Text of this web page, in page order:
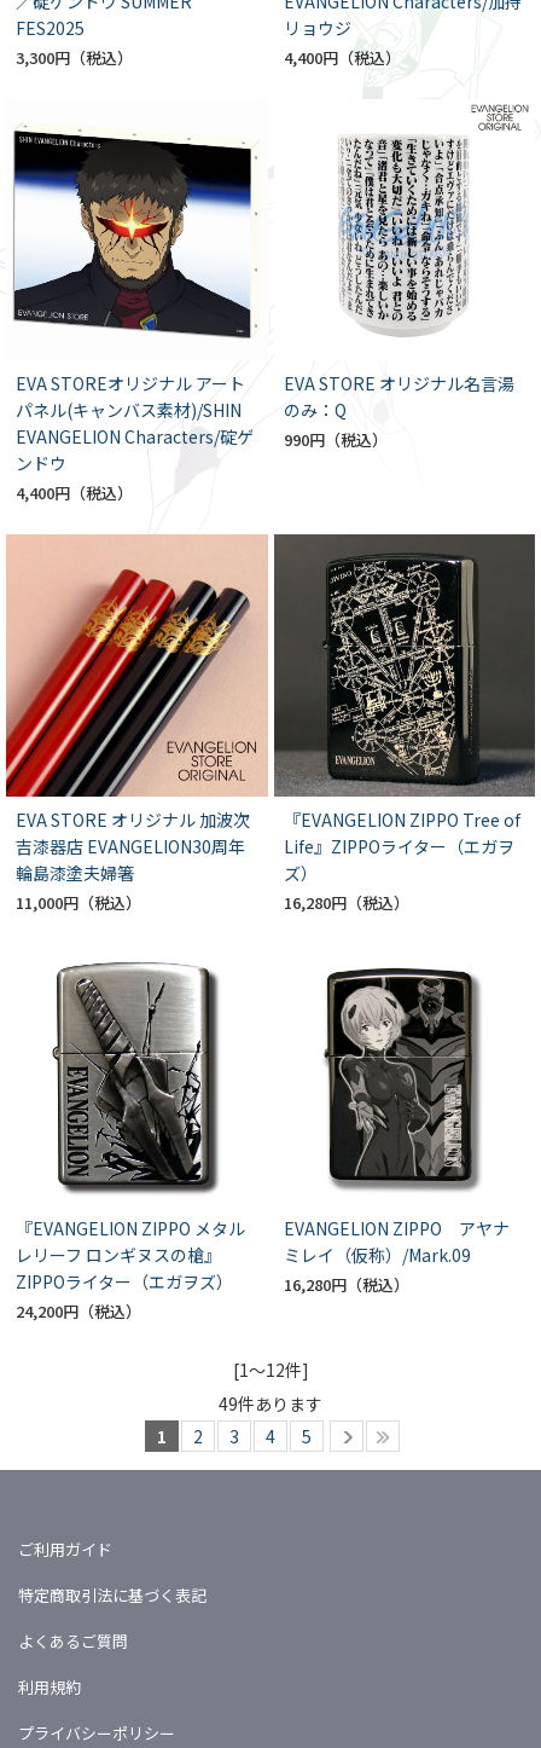
FES2025
3,300円
リョウジ
4,400円
EVA STOREオリジナル アート
パネル(キャンバス素材)/SHIN
EVANGELION Characters/碇ゲ
ンドウ
4,400円
EVA STORE オリジナル名言湯
のみ：Q
990円
EVA STORE オリジナル 加波次
吉漆器店 EVANGELION30周年
輪島漆塗夫婦箸
11,000円
『EVANGELION ZIPPO Tree of
Life』ZIPPOライター（エガヲ
ズ）
16,280円
『EVANGELION ZIPPO メタル
レリーフ ロンギヌスの槍』
ZIPPOライター（エガヲズ）
24,200円
EVANGELION ZIPPO アヤナ
ミレイ（仮称）/Mark.09
16,280円
[1～12件]
49件あります
1
2 3 4 5
ご利用ガイド
特定商取引法に基づく表記
よくあるご質問
利用規約
プライバシーポリシー